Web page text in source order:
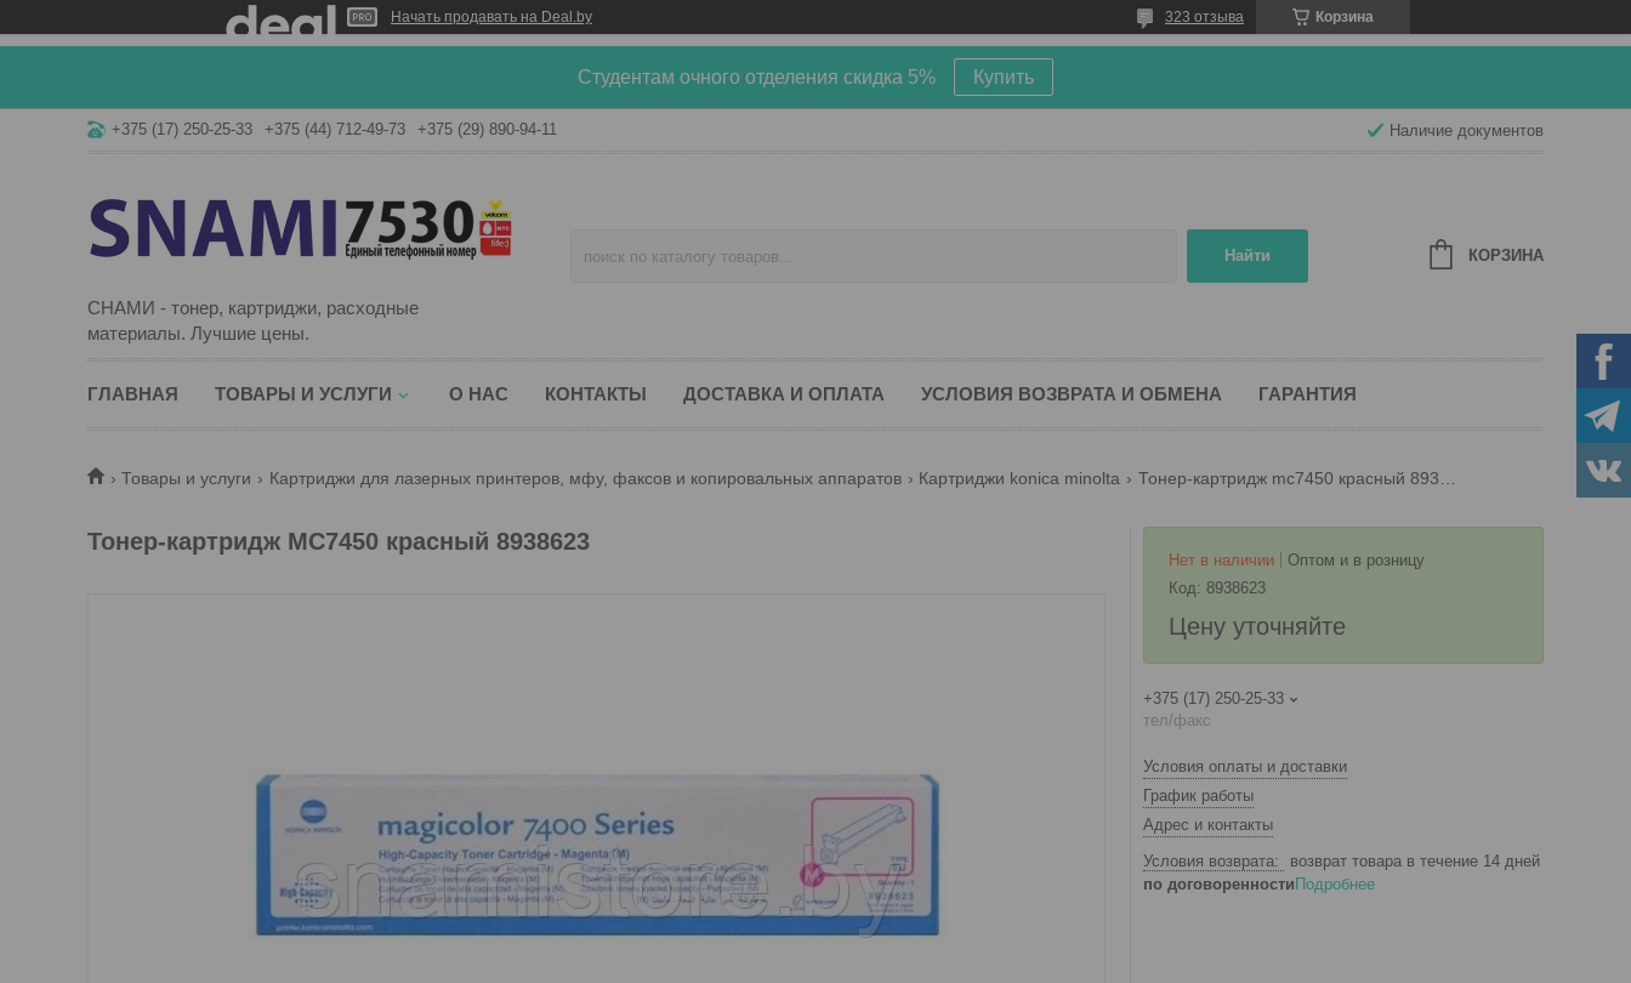
Начать продавать на Deal.by Корзина
323 отзыва
Студентам очного отделения скидка 5% Купить
+375 (17) 250-25-33 +375 (44) 712-49-73 +375 (29) 890-94-11 Наличие документов
СНАМИ - тонер, картриджи, расходные
материалы. Лучшие цены.
Найти КОРЗИНА
ГЛАВНАЯ ТОВАРЫ И УСЛУГИ О НАС КОНТАКТЫ ДОСТАВКА И ОПЛАТА УСЛОВИЯ ВОЗВРАТА И ОБМЕНА ГАРАНТИЯ
Товары и услуги Картриджи для лазерных принтеров, мфу, факсов и копировальных аппаратов Картриджи konica minolta
Тонер-картридж MC7450 красный 8938623
Нет в наличии
Оптом и в розницу
Код: 8938623
Цену уточняйте
+375 (17) 250-25-33
тел/факс
Условия оплаты и доставки
График работы
Адрес и контакты
возврат товара в течение 14 дней
по договоренности Подробнее